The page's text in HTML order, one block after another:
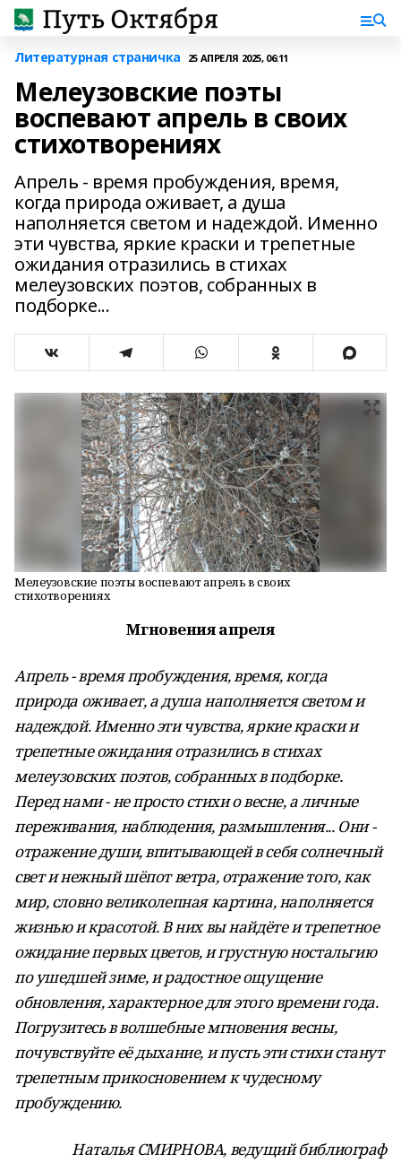
Литературная страничка 25 АПРЕЛЯ 2025, 06:11
Мелеузовские поэты
воспевают апрель в своих
стихотворениях
Апрель - время пробуждения, время,
когда природа оживает, а душа
наполняется светом и надеждой. Именно
эти чувства, яркие краски и трепетные
ожидания отразились в стихах
мелеузовских поэтов, собранных в
подборке...
Мелеузовские поэты воспевают апрель в своих
стихотворениях
Мгновения апреля
Апрель - время пробуждения, время, когда
природа оживает, а душа наполняется светом и
надеждой. Именно эти чувства, яркие краски и
трепетные ожидания отразились в стихах
мелеузовских поэтов, собранных в подборке.
Перед нами - не просто стихи о весне, а личные
переживания, наблюдения, размышления... Они -
отражение души, впитывающей в себя солнечный
свет и нежный шёпот ветра, отражение того, как
мир, словно великолепная картина, наполняется
жизнью и красотой. В них вы найдёте и трепетное
ожидание первых цветов, и грустную ностальгию
по ушедшей зиме, и радостное ощущение
обновления, характерное для этого времени года.
Погрузитесь в волшебные мгновения весны,
почувствуйте её дыхание, и пусть эти стихи станут
трепетным прикосновением к чудесному
пробуждению.
Наталья СМИРНОВА, ведущий библиограф